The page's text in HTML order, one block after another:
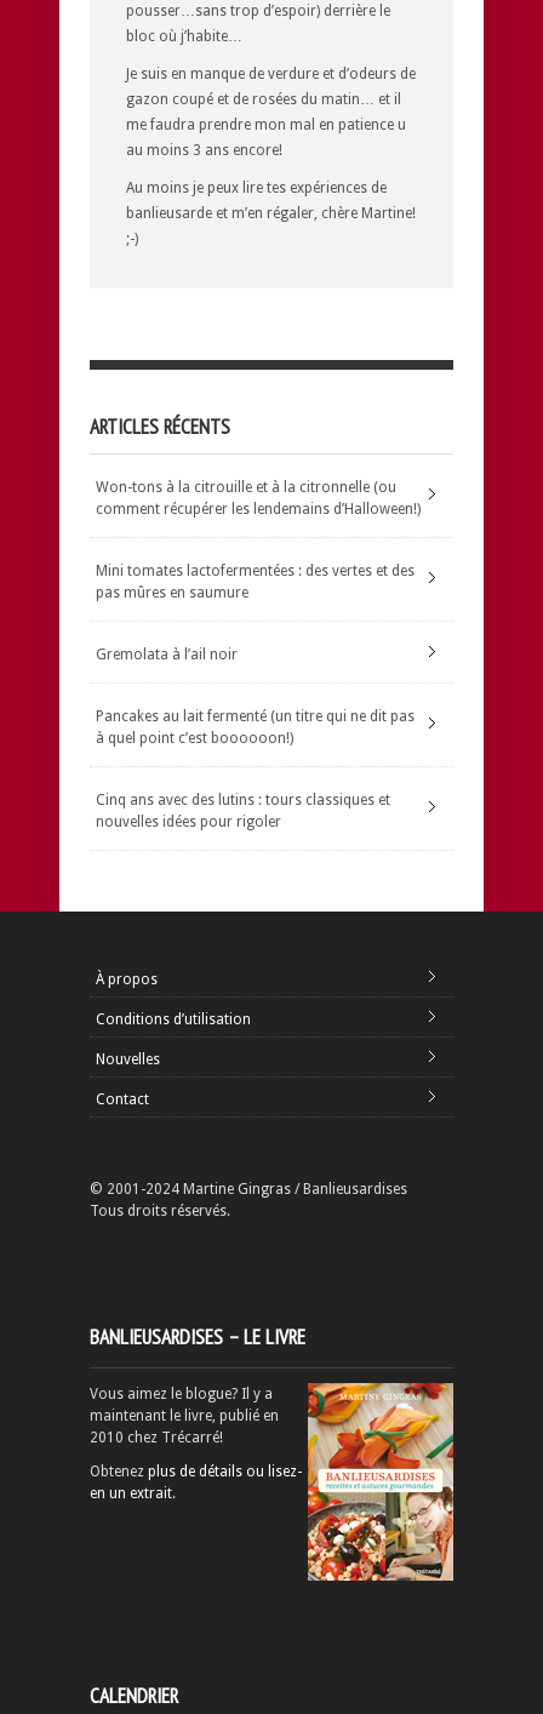
pousser…sans trop d’espoir) derrière le
bloc où j’habite…
Je suis en manque de verdure et d’odeurs de
gazon coupé et de rosées du matin… et il
me faudra prendre mon mal en patience u
au moins 3 ans encore!
Au moins je peux lire tes expériences de
banlieusarde et m’en régaler, chère Martine!
;-)
ARTICLES RÉCENTS
Won-tons à la citrouille et à la citronnelle (ou
comment récupérer les lendemains d’Halloween!)
Mini tomates lactofermentées : des vertes et des
pas mûres en saumure
Gremolata à l’ail noir
Pancakes au lait fermenté (un titre qui ne dit pas
à quel point c’est boooooon!)
Cinq ans avec des lutins : tours classiques et
nouvelles idées pour rigoler
À propos
Conditions d’utilisation
Nouvelles
Contact
© 2001-2024 Martine Gingras / Banlieusardises
Tous droits réservés.
BANLIEUSARDISES – LE LIVRE
Vous aimez le blogue? Il y a
maintenant le livre, publié en
2010 chez Trécarré!
Obtenez plus de détails ou lisez-
en un extrait.
CALENDRIER